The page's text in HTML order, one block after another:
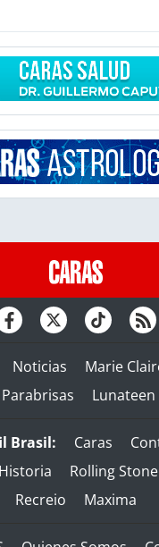
Noticias Marie
Parabrisas Lunateen
Brasil: Caras
Rolling Stone
Recreio
Maxima